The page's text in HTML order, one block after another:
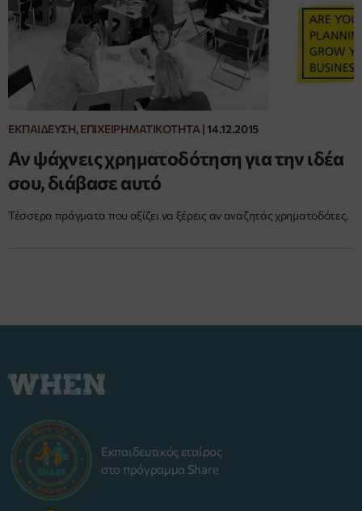
ΕΚΠΑΊΔΕΥΣΗ, ΕΠΙΧΕΙΡΗΜΑΤΙΚΌΤΗΤΑ |14.12.2015
Αν ψάχνεις χρηματοδότηση για την ιδέα
σου, διάβασε αυτό
Τέσσερα πράγματα που αξίζει να ξέρεις αν αναζητάς χρηματοδότες.
Εκπαιδευτικός εταίρος
στο πρόγραμμα Share